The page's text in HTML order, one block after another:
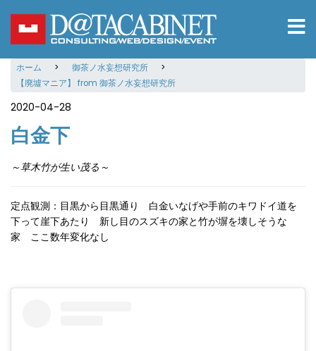
ホーム
御茶ノ水妄想研究所
【廃墟マニア】 from 御茶ノ水妄想研究所
2020-04-28
白金下
～草木竹が生い茂る～
定点観測：目黒から目黒通り 白金いなげや手前のキワドイ道を
下って崖下あたり 新し目のスズキの家と竹が塀を壊しそうな
家 ここ数年変化なし